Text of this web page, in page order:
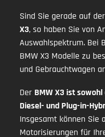
Sind Sie gerade auf
X3, so haben Sie von
Auswahlspektrum. Bei
BMW X3 Modelle zu
und Gebrauchtwagen
Der BMW X3 ist
Diesel- und Plug-in-
Insgesamt können Sie
Motorisierungen für